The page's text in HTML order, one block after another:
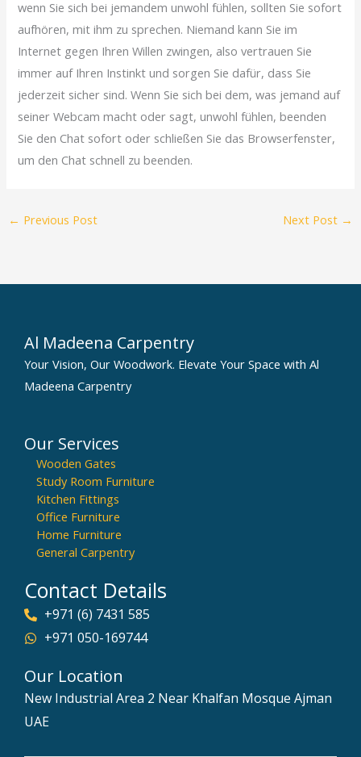
wenn Sie sich bei jemandem unwohl fühlen, sollten Sie sofort
aufhören, mit ihm zu sprechen. Niemand kann Sie im
Internet gegen Ihren Willen zwingen, also vertrauen Sie
immer auf Ihren Instinkt und sorgen Sie dafür, dass Sie
jederzeit sicher sind. Wenn Sie sich bei dem, was jemand auf
seiner Webcam macht oder sagt, unwohl fühlen, beenden
Sie den Chat sofort oder schließen Sie das Browserfenster,
um den Chat schnell zu beenden.
← Previous Post Next Post →
Al Madeena Carpentry
Your Vision, Our Woodwork. Elevate Your Space with Al
Madeena Carpentry
Our Services
Wooden Gates
Study Room Furniture
Kitchen Fittings
Office Furniture
Home Furniture
General Carpentry
Contact Details
+971 (6) 7431 585
+971 050-169744
Our Location
New Industrial Area 2 Near Khalfan Mosque Ajman
UAE